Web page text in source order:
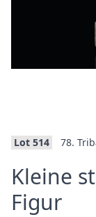
Lot 514 78.
Kleine
Figur·